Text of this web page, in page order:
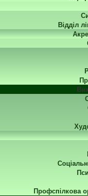
Відділ
Профспілкова